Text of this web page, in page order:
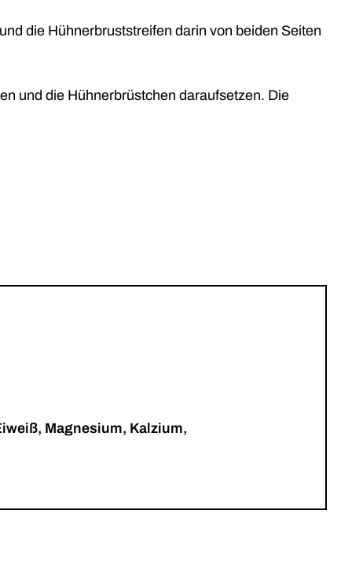
die Hühnerbruststreifen darin von beiden Seiten
und die Hühnerbrüstchen daraufsetzen. Die
Magnesium, Kalzium,